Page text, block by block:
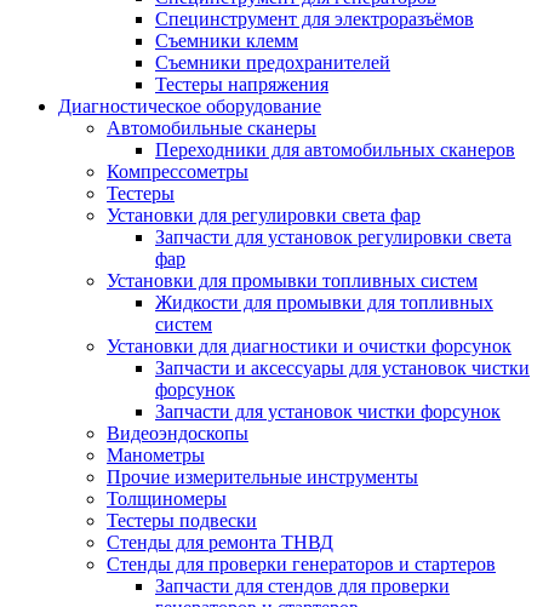
Специнструмент для электроразъёмов
Съемники клемм
Съемники предохранителей
Тестеры напряжения
Диагностическое оборудование
Автомобильные сканеры
Переходники для автомобильных сканеров
Компрессометры
Тестеры
Установки для регулировки света фар
Запчасти для установок регулировки света
фар
Установки для промывки топливных систем
Жидкости для промывки для топливных
систем
Установки для диагностики и очистки форсунок
Запчасти и аксессуары для установок чистки
форсунок
Запчасти для установок чистки форсунок
Видеоэндоскопы
Манометры
Прочие измерительные инструменты
Толщиномеры
Тестеры подвески
Стенды для ремонта ТНВД
Стенды для проверки генераторов и стартеров
Запчасти для стендов для проверки